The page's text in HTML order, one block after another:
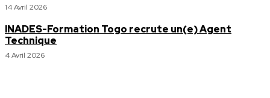
14 Avril 2026
INADES-Formation Togo recrute un(e) Agent
Technique
4 Avril 2026